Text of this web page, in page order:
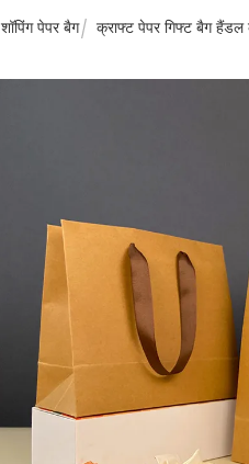
शॉपिंग पेपर बैग क्राफ्ट पेपर गिफ्ट बैग हैंडल